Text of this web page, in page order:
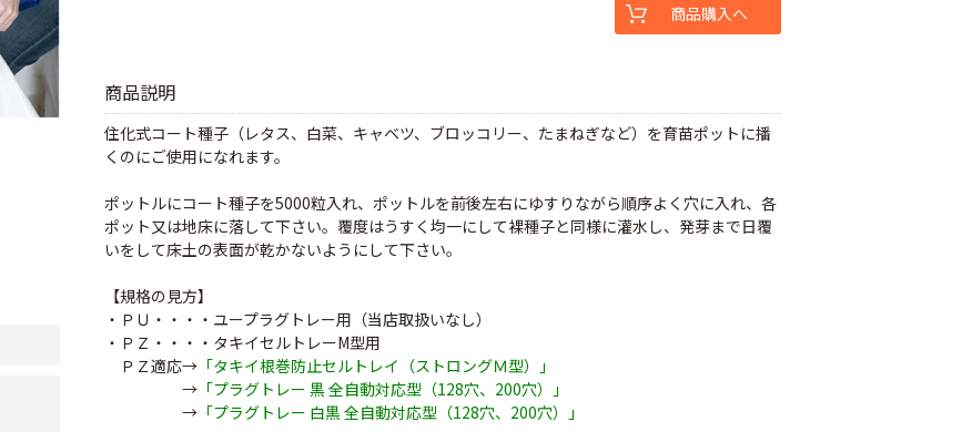
商品説明
住化式コート種子（レタス、白菜、キャベツ、ブロッコリー、たまねぎなど）を育苗ポットに播
くのにご使用になれます。
ポットルにコート種子を5000粒入れ、ポットルを前後左右にゆすりながら順序よく穴に入れ、各
ポット又は地床に落して下さい。覆度はうすく均一にして裸種子と同様に灌水し、発芽まで日覆
いをして床土の表面が乾かないようにして下さい。
【規格の見方】
・ＰＵ・・・・ユープラグトレー用（当店取扱いなし）
・ＰＺ・・・・タキイセルトレーM型用
ＰＺ適応→ 「タキイ根巻防止セルトレイ（ストロングＭ型）」
→ 「プラグトレー 黒 全自動対応型（128穴、200穴）」
→ 「プラグトレー 白黒 全自動対応型（128穴、200穴）」
商品購入へ